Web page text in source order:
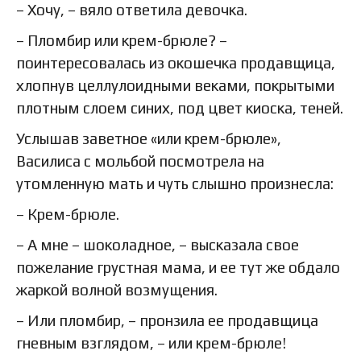
– Хочу, – вяло ответила девочка.
– Пломбир или крем-брюле? –
поинтересовалась из окошечка продавщица,
хлопнув целлулоидными веками, покрытыми
плотным слоем синих, под цвет киоска, теней.
Услышав заветное «или крем-брюле»,
Василиса с мольбой посмотрела на
утомленную мать и чуть слышно произнесла:
– Крем-брюле.
– А мне – шоколадное, – высказала свое
пожелание грустная мама, и ее тут же обдало
жаркой волной возмущения.
– Или пломбир, – пронзила ее продавщица
гневным взглядом, – или крем-брюле!